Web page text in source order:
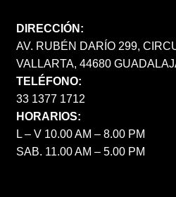
DIRECCIÓN:
AV. RUBÉN DARÍO 299,
VALLARTA, 44680
TELÉFONO:
33 1377 1712
HORARIOS:
L – V 10.00 AM – 8.00 PM
SAB. 11.00 AM – 5.00 PM